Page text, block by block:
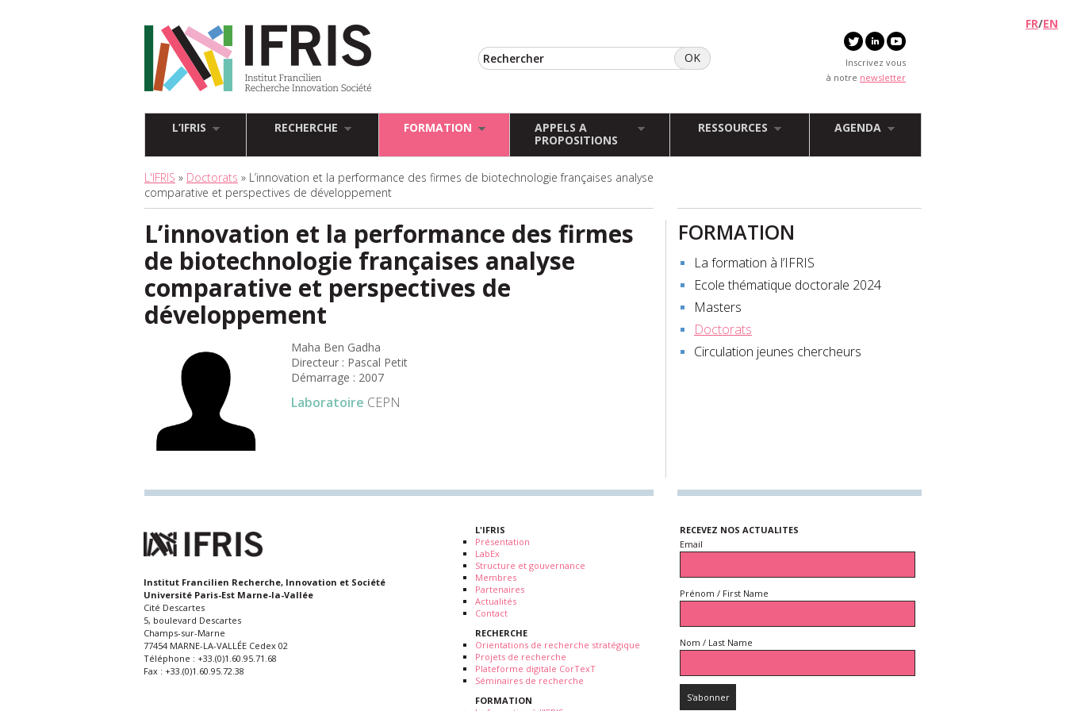
Inscrivez vous
à notre newsletter
FR/EN
L’IFRIS RECHERCHE FORMATION
APPELS A
PROPOSITIONS
RESSOURCES AGENDA
L'IFRIS » Doctorats » L’innovation et la performance des firmes de biotechnologie françaises analyse
comparative et perspectives de développement
L’innovation et la performance des firmes
de biotechnologie françaises analyse
comparative et perspectives de
développement
Maha Ben Gadha
Directeur : Pascal Petit
Démarrage : 2007
Laboratoire CEPN
FORMATION
La formation à l’IFRIS
Ecole thématique doctorale 2024
Masters
Doctorats
Circulation jeunes chercheurs
Institut Francilien Recherche, Innovation et Société
Université Paris-Est Marne-la-Vallée
Cité Descartes
5, boulevard Descartes
Champs-sur-Marne
77454 MARNE-LA-VALLÉE Cedex 02
Téléphone : +33.(0)1.60.95.71.68
Fax : +33.(0)1.60.95.72.38
L'IFRIS
Présentation
LabEx
Structure et gouvernance
Membres
Partenaires
Actualités
Contact
RECHERCHE
Orientations de recherche stratégique
Projets de recherche
Plateforme digitale CorTexT
Séminaires de recherche
FORMATION
RECEVEZ NOS ACTUALITES
Email
Prénom / First Name
Nom / Last Name